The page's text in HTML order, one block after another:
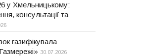
у Хмельницькому:
консультації та
газифікувала
30.07.2026